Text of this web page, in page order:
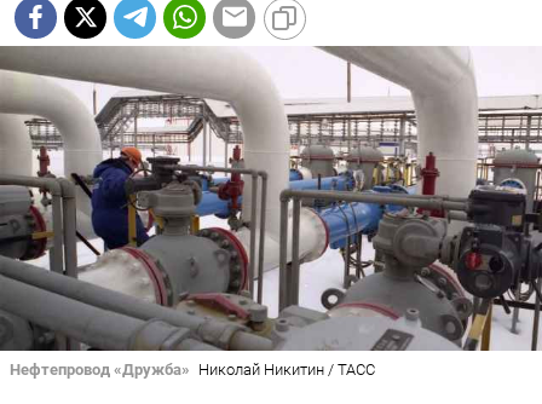
Нефтепровод «Дружба» Николай Никитин / ТАСС